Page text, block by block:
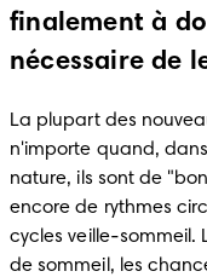
finalement à
nécessaire de
La plupart des
n'importe quand,
nature, ils sont de
encore de rythmes
cycles veille-sommeil.
de sommeil, les